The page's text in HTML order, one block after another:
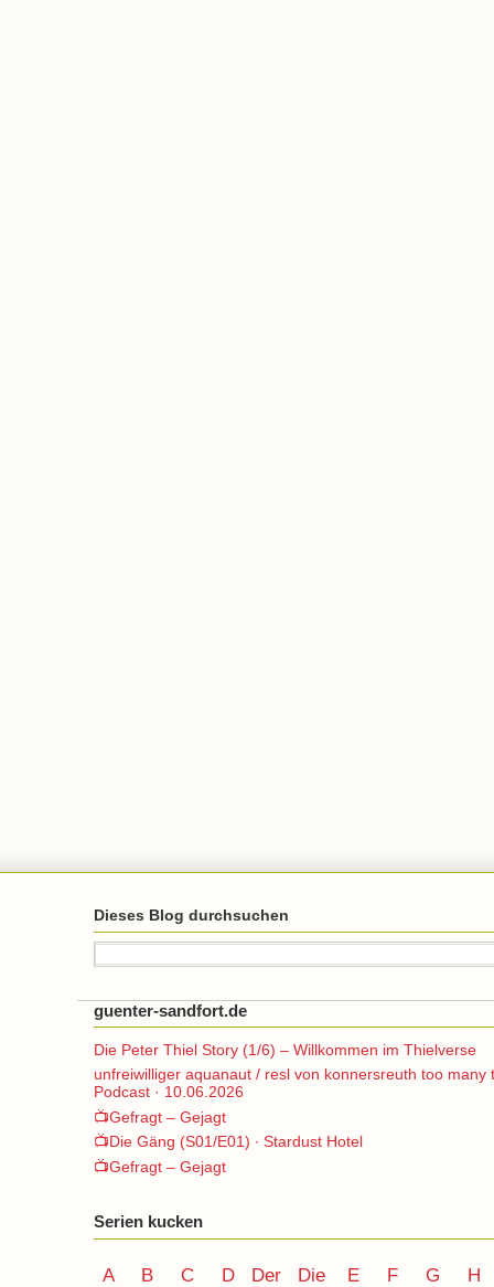
Dieses Blog durchsuchen
guenter-sandfort.de
Die Peter Thiel Story (1/6) – Willkommen im Thielverse
unfreiwilliger aquanaut / resl von konnersreuth too many
Podcast · 10.06.2026
📺Gefragt – Gejagt
📺Die Gäng (S01/E01) ∙ Stardust Hotel
📺Gefragt – Gejagt
Serien kucken
A B C D Der Die E F G
H